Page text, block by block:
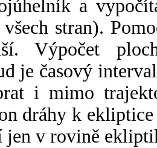
a
stran).
Výpočet
je časový
i mimo
dráhy k
jen v rovině